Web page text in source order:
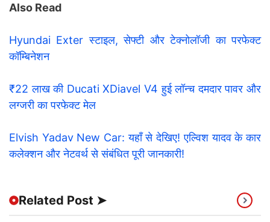
Also Read
Hyundai Exter स्टाइल, सेफ्टी और टेक्नोलॉजी का परफेक्ट
कॉम्बिनेशन
₹22 लाख की Ducati XDiavel V4 हुई लॉन्च दमदार पावर और
लग्जरी का परफेक्ट मेल
Elvish Yadav New Car: यहाँ से देखिए! एल्विश यादव के कार
कलेक्शन और नेटवर्थ से संबंधित पूरी जानकारी!
Related Post ➤